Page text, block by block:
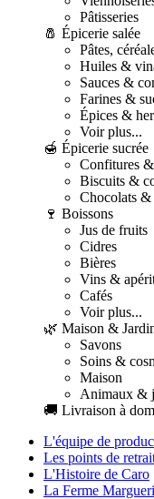
Pâtisseries
🧂 Épicerie salée
Pâtes,
Huiles &
Sauces &
Farines &
Épices &
Voir plus...
🍯 Épicerie sucrée
Confitures
Biscuits &
Chocolats &
🍷 Boissons
Jus de fruits
Cidres
Bières
Vins &
Cafés
Voir plus...
🌿 Maison &
Savons
Soins &
Maison
Animaux &
🚚 Livraison à
L'équipe de
Les points de
L'Histoire de Caro
La Ferme